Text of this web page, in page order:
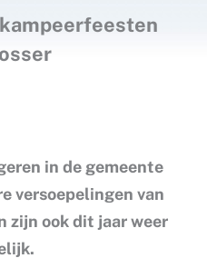
in de gemeente
versoepelingen van
zijn ook dit jaar weer